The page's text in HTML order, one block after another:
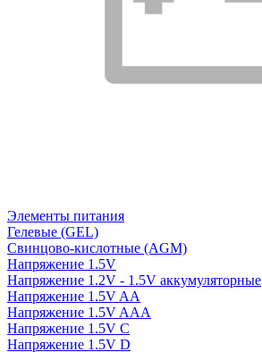
Элементы питания
Гелевые (GEL)
Свинцово-кислотные (AGM)
Напряжение 1.5V
Напряжение 1.2V - 1.5V аккумуляторные
Напряжение 1.5V AA
Напряжение 1.5V AAA
Напряжение 1.5V C
Напряжение 1.5V D